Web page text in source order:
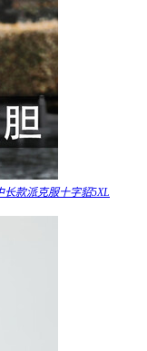
长款派克服十字貂5XL